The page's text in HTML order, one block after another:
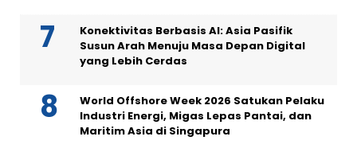
Konektivitas Berbasis AI: Asia Pasifik
Susun Arah Menuju Masa Depan Digital
yang Lebih Cerdas
World Offshore Week 2026 Satukan Pelaku
Industri Energi, Migas Lepas Pantai, dan
Maritim Asia di Singapura